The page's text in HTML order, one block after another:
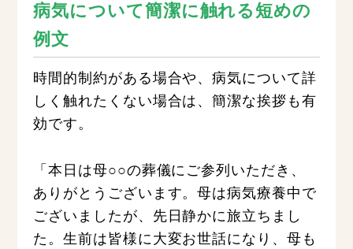
病気について簡潔に触れる短めの
例文
時間的制約がある場合や、病気について詳
しく触れたくない場合は、簡潔な挨拶も有
効です。
「本日は母○○の葬儀にご参列いただき、
ありがとうございます。母は病気療養中で
ございましたが、先日静かに旅立ちまし
た。生前は皆様に大変お世話になり、母も